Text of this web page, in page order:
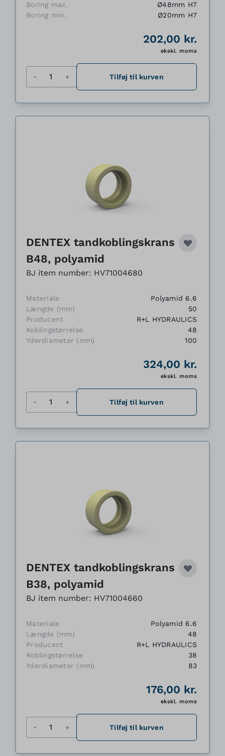
Boring max.
Ø48mm H7
Boring min.
Ø20mm H7
202,00 kr.
ekskl. moms
Tilføj til kurven
DENTEX tandkoblingskrans
B48, polyamid
BJ item number: HV71004680
Materiale
Polyamid 6.6
Længde (mm)
50
Producent
R+L HYDRAULICS
Koblingstørrelse
48
Yderdiameter (mm)
100
324,00 kr.
ekskl. moms
Tilføj til kurven
DENTEX tandkoblingskrans
B38, polyamid
BJ item number: HV71004660
Materiale
Polyamid 6.6
Længde (mm)
48
Producent
R+L HYDRAULICS
Koblingstørrelse
38
Yderdiameter (mm)
83
176,00 kr.
ekskl. moms
Tilføj til kurven